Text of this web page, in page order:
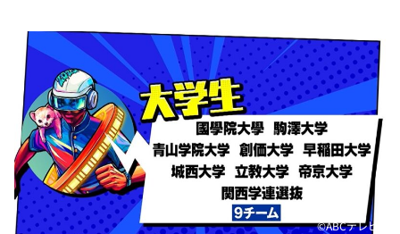
©ABCテレビ